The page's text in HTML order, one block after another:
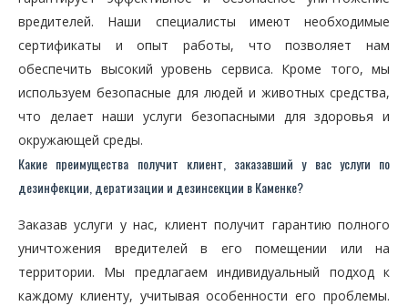
вредителей. Наши специалисты имеют необходимые
сертификаты и опыт работы, что позволяет нам
обеспечить высокий уровень сервиса. Кроме того, мы
используем безопасные для людей и животных средства,
что делает наши услуги безопасными для здоровья и
окружающей среды.
Какие преимущества получит клиент, заказавший у вас услуги по
дезинфекции, дератизации и дезинсекции в Каменке?
Заказав услуги у нас, клиент получит гарантию полного
уничтожения вредителей в его помещении или на
территории. Мы предлагаем индивидуальный подход к
каждому клиенту, учитывая особенности его проблемы.